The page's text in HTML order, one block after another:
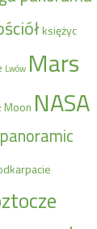
księżyc
Lwów Mars
Moon NASA
panoramic